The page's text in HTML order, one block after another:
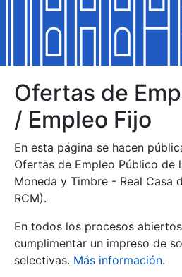
Mostrar/Ocultar
Mostrar/Ocultar
Mostrar/Ocultar
Mostrar/Ocultar
Mostrar/Ocultar
Ofertas de
/ Empleo Fijo
En esta página se hacen
Ofertas de Empleo Público de
Moneda y Timbre - Real Casa
RCM).
En todos los procesos
cumplimentar un impreso de
selectivas. Más información.